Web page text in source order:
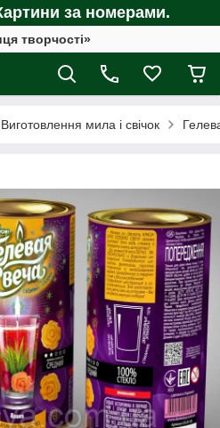
за номерами.
творчості»
Виготовлення мила і свічок